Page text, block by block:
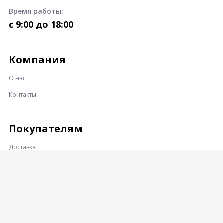
Время работы:
c 9:00 до 18:00
Компания
О нас
Контакты
Покупателям
Доставка